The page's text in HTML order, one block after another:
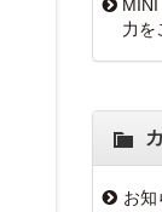
力を
お知